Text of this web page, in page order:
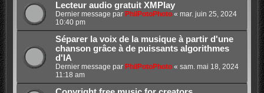
Lecteur audio gratuit XMPlay
Dernier message par PhilPotoPhoto« mar. juin 25, 2024
10:40 pm
Séparer la voix de la musique à partir d'une
chanson grâce à de puissants algorithmes
d'IA
Dernier message par PhilPotoPhoto« sam. mai 18, 2024
11:18 am